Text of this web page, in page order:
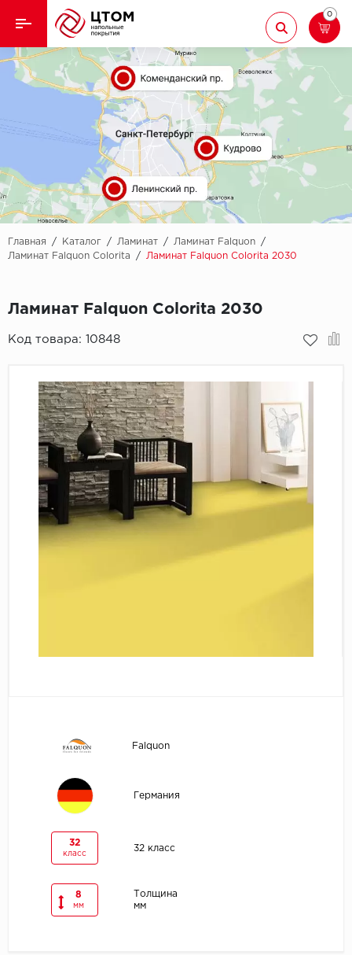
Назад
Кварцвиниловая плитка
Назад
Aberhof
Adelar
Alfa
AllureFloor
Alpine floor
Arbiton
Berry Alloc
Bohofloor
Bonkeel
Classen
CorkArt Vinyl
Ламинат
Ковролин
Линолеум
Паркет
Плинтус
Подложка
Пробковое покрытие
0
Главная / Каталог / Ламинат / Ламинат Falquon
/
Ламинат Falquon Colorita
/ Ламинат Falquon Colorita 2030
Ламинат Falquon Colorita 2030
Код товара: 10848
Falquon
Германия
32
класс
32 класс
8
мм
Толщина
мм